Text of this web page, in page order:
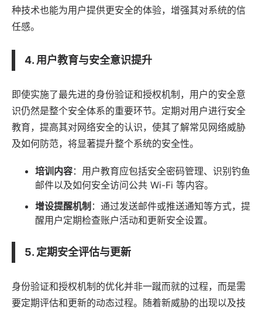
种技术也能为用户提供更安全的体验，增强其对系统的信
任感。
4. 用户教育与安全意识提升
即使实施了最先进的身份验证和授权机制，用户的安全意
识仍然是整个安全体系的重要环节。定期对用户进行安全
教育，提高其对网络安全的认识，使其了解常见网络威胁
及如何防范，将显著提升整个系统的安全性。
培训内容：用户教育应包括安全密码管理、识别钓鱼
邮件以及如何安全访问公共 Wi-Fi 等内容。
增设提醒机制 ：通过发送邮件或推送通知等方式，提
醒用户定期检查账户活动和更新安全设置。
5. 定期安全评估与更新
身份验证和授权机制的优化并非一蹴而就的过程，而是需
要定期评估和更新的动态过程。随着新威胁的出现以及技